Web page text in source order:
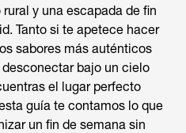
y una escapada de fin
Tanto si te apetece hacer
sabores más auténticos
bajo un cielo
el lugar perfecto
guía te contamos lo que
un fin de semana sin